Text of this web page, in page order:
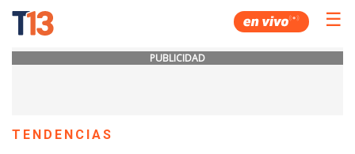
☰
PUBLICIDAD
TENDENCIAS